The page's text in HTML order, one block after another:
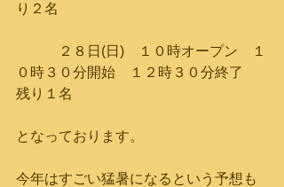
り２名
２８日(日)　１０時オープン　１
０時３０分開始　１２時３０分終了
残り１名
となっております。
今年はすごい猛暑になるという予想も